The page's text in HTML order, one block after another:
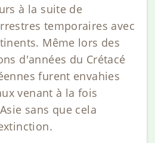
à la suite de
temporaires avec
Même lors des
d'années du Crétacé
furent envahies
venant à la fois
sans que cela